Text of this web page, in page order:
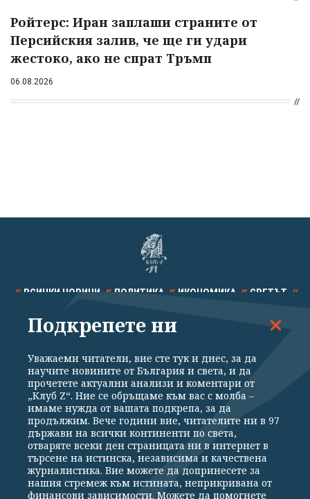
Ройтерс: Иран заплаши страните от
Персийския залив, че ще ги удари
жестоко, ако не спрат Тръмп
06.08.2026
ВСИЧКИ НОВИНИ ПОЛИТИКА ИКОНОМИКА СВЕТЪТ
СПОРТ КУЛТУРА ТЕХНОЛОГИИ КАЛЕЙДОСКОП
Общи условия
Политика за поверителност
Реклама
Партньори Контакти
За Клуб Z
Екип
Подкрепете ни
Подкрепете ни
Уважаеми читатели, вие сте тук и днес, за да
научите новините от България и света, и да
прочетете актуални анализи и коментари от
„Клуб Z“. Ние се обръщаме към вас с молба –
имаме нужда от вашата подкрепа, за да
продължим. Вече години вие, читателите ни в 97
държави на всички континенти по света,
отваряте всеки ден страницата ни в интернет в
търсене на истинска, независима и качествена
журналистика. Вие можете да допринесете за
нашия стремеж към истината, неприкривана от
финансови зависимости. Можете да помогнете